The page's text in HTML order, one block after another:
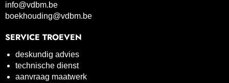
info@vdbm.be
boekhouding@vdbm.be
SERVICE TROEVEN
deskundig advies
technische dienst
aanvraag maatwerk